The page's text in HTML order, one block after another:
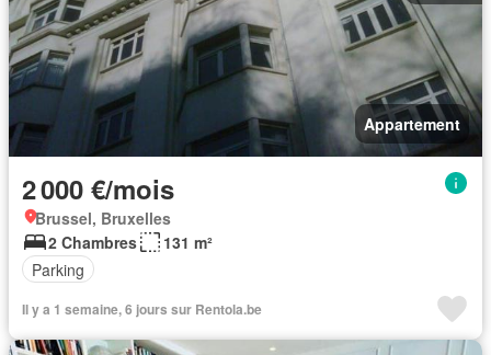
Appartement
2 000 €/mois
Brussel, Bruxelles
2 Chambres
131 m²
Parking
Il y a 1 semaine, 6 jours sur Rentola.be